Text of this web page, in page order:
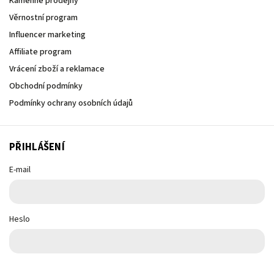
Věrnostní program
Influencer marketing
Affiliate program
Vrácení zboží a reklamace
Obchodní podmínky
Podmínky ochrany osobních údajů
PŘIHLÁŠENÍ
E-mail
Heslo